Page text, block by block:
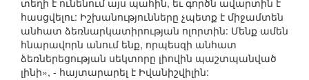
տեղի է ունենում այս պահին, եւ գործն ավարտին է
հասցվելու: Իշխանությունները չպետք է միջամտեն
անհատ ձեռնարկատիրության ոլորտին: Մենք ամեն
հնարավորն անում ենք, որպեսզի անհատ
ձեռներեցության սեկտորը լիովին պաշտպանված
լինի», - հայտարարել է Իվանիշվիլին: